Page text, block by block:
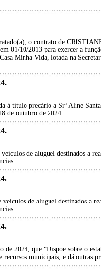
o contrato de
01/10/2013 para exercer a
Minha Vida, lotada na
à título precário a Srª Aline
de outubro de 2024.
veículos de aluguel destinados a
veículos de aluguel destinados a
2024, que “Dispõe sobre o
recursos municipais, e dá outras